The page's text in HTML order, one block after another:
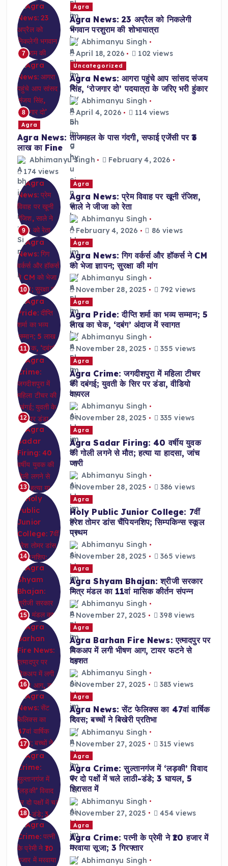
7
Agra
Agra News: 23 अप्रैल को निकलेगी
भगवान परशुराम की शोभायात्रा
Abhimanyu Singh
April 18, 2026
102 views
8
Uncategorized
Agra News: आगरा पहुंचे आप सांसद संजय
सिंह, ‘रोजगार दो’ पदयात्रा के जरिए भरी हुंकार
Abhimanyu Singh
April 4, 2026
114 views
Agra
Agra News: ताजमहल के पास गंदगी, सफाई एजेंसी पर ₹3
लाख का Fine
Abhimanyu Singh
February 4, 2026
174 views
9
Agra
Agra News: प्रेम विवाह पर खूनी रंजिश,
साले ने जीजा को रेता
Abhimanyu Singh
February 4, 2026
86 views
10
Agra
Agra News: गिग वर्कर्स और हॉकर्स ने CM
को भेजा ज्ञापन; सुरक्षा की मांग
Abhimanyu Singh
November 28, 2025
792 views
11
Agra
Agra Pride: दीप्ति शर्मा का भव्य सम्मान; 5
लाख का चेक, ‘दबंग’ अंदाज में स्वागत
Abhimanyu Singh
November 28, 2025
355 views
12
Agra
Agra Crime: जगदीशपुरा में महिला टीचर
की दबंगई; युवती के सिर पर डंडा, वीडियो
वायरल
Abhimanyu Singh
November 28, 2025
335 views
13
Agra
Agra Sadar Firing: 40 वर्षीय युवक
की गोली लगने से मौत; हत्या या हादसा, जांच
जारी
Abhimanyu Singh
November 28, 2025
386 views
14
Agra
Holy Public Junior College: 7वीं
हरेश तोमर डांस चैंपियनशिप; सिम्पकिन्स स्कूल
प्रथम
Abhimanyu Singh
November 28, 2025
365 views
15
Agra
Agra Shyam Bhajan: श्रीजी सरकार
मित्र मंडल का 11वां मासिक कीर्तन संपन्न
Abhimanyu Singh
November 27, 2025
398 views
16
Agra
Agra Barhan Fire News: एत्मादपुर पर
पिकअप में लगी भीषण आग, टायर फटने से
दहशत
Abhimanyu Singh
November 27, 2025
383 views
17
Agra
Agra News: सेंट फेलिक्स का 47वां वार्षिक
दिवस; बच्चों ने बिखेरी प्रतिभा
Abhimanyu Singh
November 27, 2025
315 views
18
Agra
Agra Crime: सुल्तानगंज में ‘लड़की’ विवाद
पर दो पक्षों में चले लाठी-डंडे; 3 घायल, 5
हिरासत में
Abhimanyu Singh
November 27, 2025
454 views
Agra
Agra Crime: पत्नी के प्रेमी ने ₹10 हजार में
मरवाया सूजा; 3 गिरफ्तार
Abhimanyu Singh